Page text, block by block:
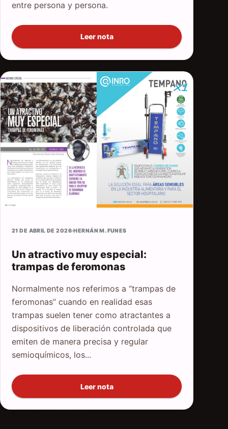
entre persona y persona.
Leer nota
21 DE ABRIL DE 2026·HERNÁN M. FUNES
Un atractivo muy especial:
trampas de feromonas
Normalmente nos referimos a “trampas de
feromonas” cuando en realidad esas
trampas suelen tener como atractantes a
dispositivos de liberación controlada que
emiten de manera precisa y regular
semioquímicos, los...
Leer nota